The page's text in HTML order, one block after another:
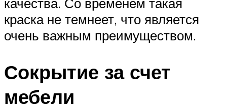
качества. Со временем такая
краска не темнеет, что является
очень важным преимуществом.
Сокрытие за счет
мебели